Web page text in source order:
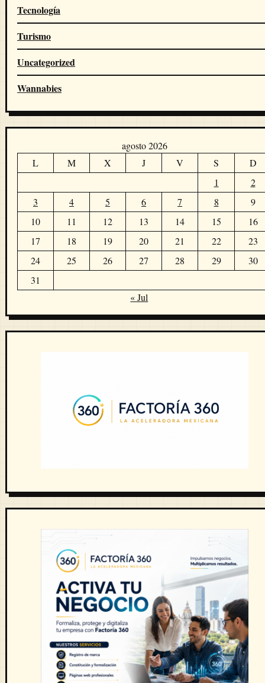
Tecnología
Turismo
Uncategorized
Wannabies
agosto 2026
L
M X J V S
D
1
2
3
4 5 6 7 8
9
10
11 12 13 14 15
16
17
18 19 20 21 22
23
24
25 26 27 28 29
30
31
« Jul